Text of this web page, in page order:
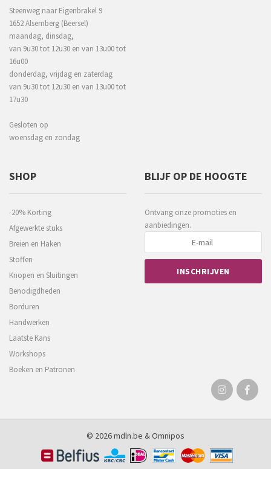
Steenweg naar Eigenbrakel 9
1652 Alsemberg (Beersel)
maandag, dinsdag,
van 9u30 tot 12u30 en van 13u00 tot
16u00
donderdag, vrijdag en zaterdag
van 9u30 tot 12u30 en van 13u00 tot
17u30
Gesloten op
woensdag en zondag
SHOP
-20% Korting
Afgewerkte stuks
Breien en Haken
Stoffen
Knopen en Sluitingen
Benodigdheden
Borduren
Handwerken
Laatste Kans
Workshops
Boeken en Patronen
BLIJF OP DE HOOGTE
Ontvang onze promoties en
aanbiedingen.
© 2026 mdln.be &Omnipos